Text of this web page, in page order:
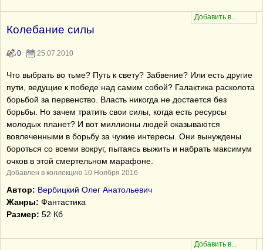
Колебание силы
0 25.07.2010
Что выбрать во тьме? Путь к свету? Забвение? Или есть другие
пути, ведущие к победе над самим собой? Галактика расколота
борьбой за первенство. Власть никогда не достается без
борьбы. Но зачем тратить свои силы, когда есть ресурсы
молодых планет? И вот миллионы людей оказываются
вовлеченными в борьбу за чужие интересы. Они вынуждены
бороться со всеми вокруг, пытаясь выжить и набрать максимум
очков в этой смертельном марафоне.
Добавлен в коллекцию 10 Ноября 2016
Автор: Вербицкий Oлег Анатольевич
Жанры: Фантастика
Размер: 52 Кб